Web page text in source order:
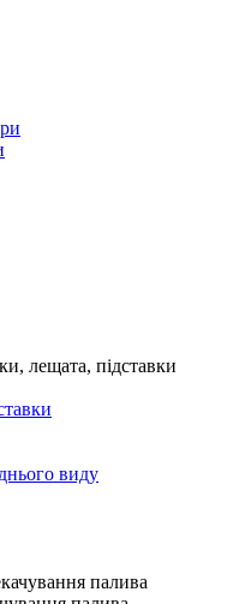
лещата, підставки
виду